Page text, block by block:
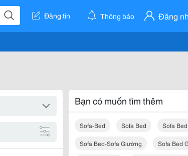
Đăng tin Thông báo Đăng
Bạn có muốn tìm thêm
Sofa-Bed Sofa Bed Sofa Bed
Sofa Bed-Sofa Giường Sofa Bed